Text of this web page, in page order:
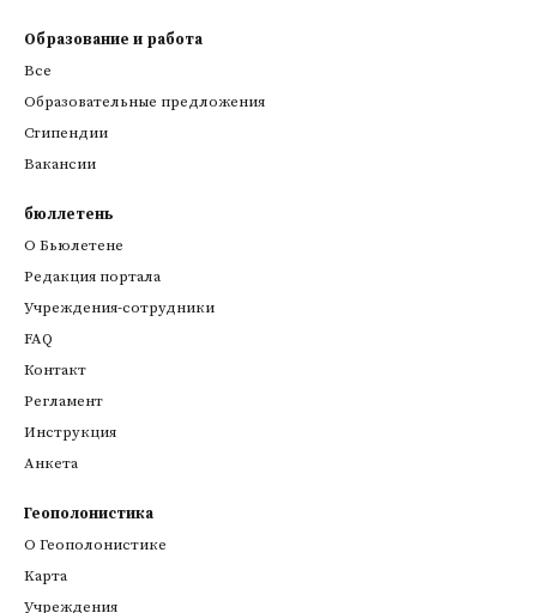
Образование и работа
Все
Образовательные предложения
Стипендии
Вакансии
бюллетень
О Бьюлетене
Редакция портала
Учреждения-сотрудники
FAQ
Контакт
Регламент
Инструкция
Анкета
Геополонистика
О Геополонистике
Kарта
Учреждения